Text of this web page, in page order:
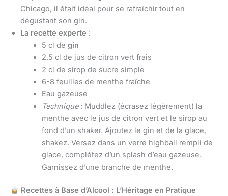
Chicago, il était idéal pour se rafraîchir tout en
dégustant son gin.
La recette experte :
5 cl de gin
2,5 cl de jus de citron vert frais
2 cl de sirop de sucre simple
6-8 feuilles de menthe fraîche
Eau gazeuse
Technique: Muddlez (écrasez légèrement) la
menthe avec le jus de citron vert et le sirop au
fond d’un shaker. Ajoutez le gin et de la glace,
shakez. Versez dans un verre highball rempli de
glace, complétez d’un splash d’eau gazeuse.
Garnissez d’une branche de menthe.
Recettes à Base d’Alcool : L’Héritage en Pratique